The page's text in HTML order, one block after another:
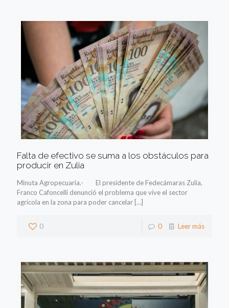
Falta de efectivo se suma a los obstáculos para
producir en Zulia
Minuta Agropecuaria.- El presidente de Fedecámaras Zulia,
Franco Cafoncelli denunció el problema que vive el sector
agrícola en la zona para poder cancelar […]
0 0 Leer más